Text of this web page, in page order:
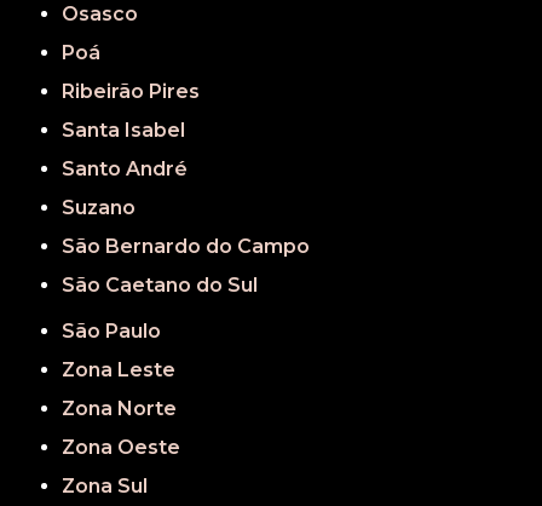
Osasco
Poá
Ribeirão Pires
Santa Isabel
Santo André
Suzano
São Bernardo do Campo
São Caetano do Sul
São Paulo
Zona Leste
Zona Norte
Zona Oeste
Zona Sul